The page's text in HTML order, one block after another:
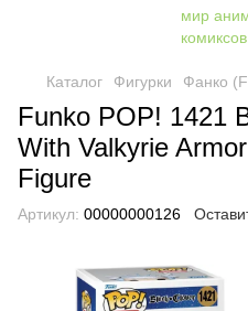
Каталог Фигурки Фанко
Funko POP! 1421
With Valkyrie
Figure
Артикул: 00000000126